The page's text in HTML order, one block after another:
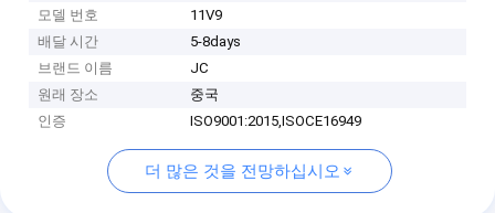
모델 번호
11V9
배달 시간
5-8days
브랜드 이름
JC
원래 장소
중국
인증
ISO9001:2015,ISOCE16949
더 많은 것을 전망하십시오